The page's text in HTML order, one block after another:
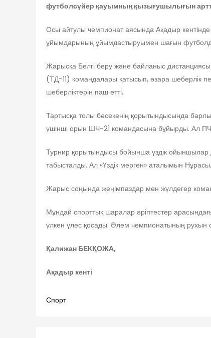
футболсүйер қауымның қызығушылығын
Осы айтулы чемпионат аясында Ақадыр кентінде
ұйымдарының ұйымдастыруымен шағын
Жарысқа Белгі беру және байланыс
(ТД-11) командалары қатысып, өзара шеберлік
шеберліктерін паш етті.
Тартысқа толы бәсекенің қорытындысында
үшінші орын ШЧ-21 командасына бұйырды. Ал
Турнир қорытындысы бойынша үздік ойыншылар
табысталды. Ал «Үздік мерген» аталымын
Жарыс соңында жеңімпаздар мен жүлдегер
Мұндай спорттық шаралар әріптестер
үлкен үлес қосады. Әлем чемпионатының рухын
Қалижан БЕКҚОЖА,
Ақадыр кенті
Спорт